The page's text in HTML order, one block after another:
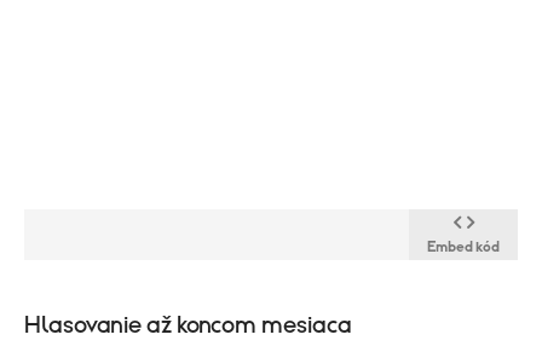
Embed kód
Hlasovanie až koncom mesiaca